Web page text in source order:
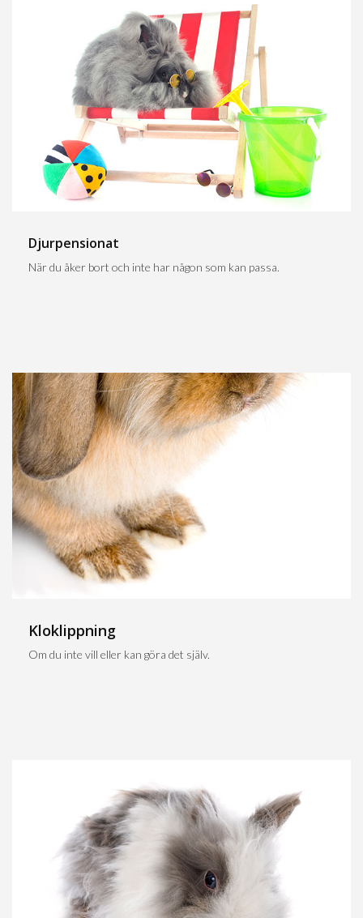
Djurpensionat
När du åker bort och inte har någon som kan passa.
Kloklippning
Om du inte vill eller kan göra det själv.